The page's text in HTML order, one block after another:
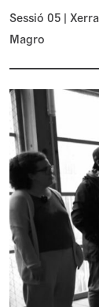
Sessió 05 |
Magro